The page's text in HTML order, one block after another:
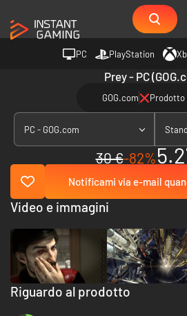
PC PlayStation
Prey - PC
GOG.com Prodotto
PC - GOG.com
30 €-82%
Notificami via e-mail
Riguardo al prodotto
Video e immagini